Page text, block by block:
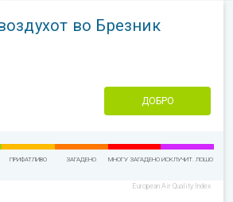
во Брезник
ДОБРО
ПРИФАТЛИВО ЗАГАДЕНО МНОГУ ЗАГАДЕНО ИСКЛУЧИТ. ЛОШО
European Air Quality Index